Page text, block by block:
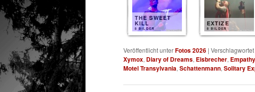
THE SWEET
KILL
8 BILDER
EXTIZE
8 BILDER
Veröffentlicht unterFotos 2026 |
Xymox, Diary of Dreams, Eisbrecher,
Motel Transylvania, Schattenmann, Solitary